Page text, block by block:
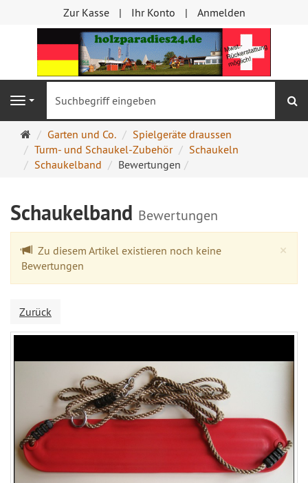
Zur Kasse Ihr Konto Anmelden
Navigation
Startseite
Garten und Co.
Spielgeräte draussen
Turm- und Schaukel-Zubehör
Schaukeln
Schaukelband
Bewertungen
Schaukelband Bewertungen
×
Zu diesem Artikel existieren noch keine
Bewertungen
Zurück